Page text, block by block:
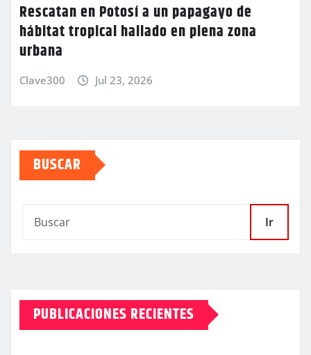
Rescatan en Potosí a un papagayo de
hábitat tropical hallado en plena zona
urbana
Clave300 Jul 23, 2026
BUSCAR
Ir
PUBLICACIONES RECIENTES